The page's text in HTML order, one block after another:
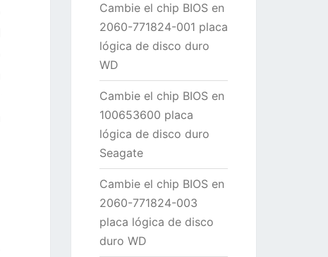
Cambie el chip BIOS en
2060-771824-001 placa
lógica de disco duro
WD
Cambie el chip BIOS en
100653600 placa
lógica de disco duro
Seagate
Cambie el chip BIOS en
2060-771824-003
placa lógica de disco
duro WD